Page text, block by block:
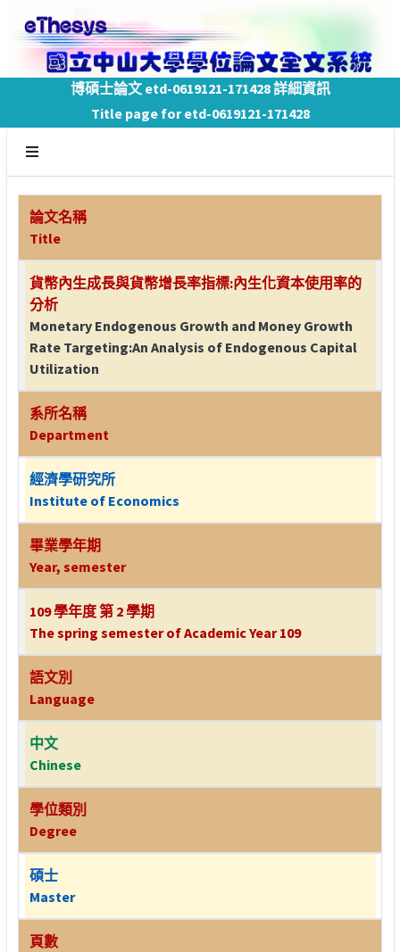
博碩士論文 etd-0619121-171428 詳細資訊
Title page for etd-0619121-171428
論文名稱
Title
貨幣內生成長與貨幣增長率指標:內生化資本使用率的
分析
Monetary Endogenous Growth and Money Growth
Rate Targeting:An Analysis of Endogenous Capital
Utilization
系所名稱
Department
經濟學研究所
Institute of Economics
畢業學年期
Year, semester
109 學年度 第 2 學期
The spring semester of Academic Year 109
語文別
Language
中文
Chinese
學位類別
Degree
碩士
Master
頁數